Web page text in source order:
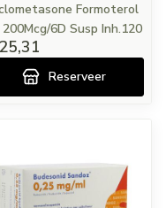
Formoterol
200Mcg/6D Susp Inh.120
Reserveer